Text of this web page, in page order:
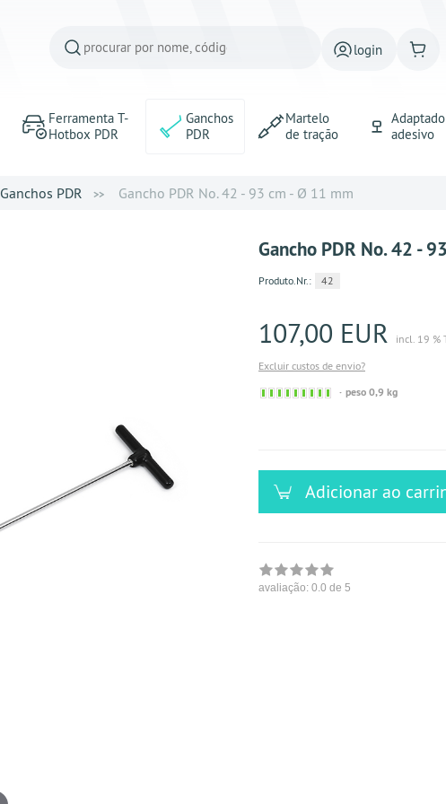
login
Ferramenta T-
Hotbox PDR
Ganchos
PDR
Martelo
de tração
adesivo
Ganchos PDR Gancho PDR No. 42 - 93 cm - Ø 11 mm
Gancho PDR No. 42 -
Produto.Nr.: 42
107,00 EUR
incl. 19 %
Excluir custos de envio?
Sofort
peso 0,9 kg
Adicionar ao
avaliação: 0.0 de 5